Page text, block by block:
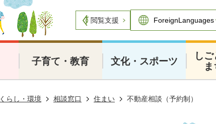
閲覧支援
子育て・教育 文化・スポーツ
しご
くらし・環境 相談窓口 住まい 不動産相談（予約制）